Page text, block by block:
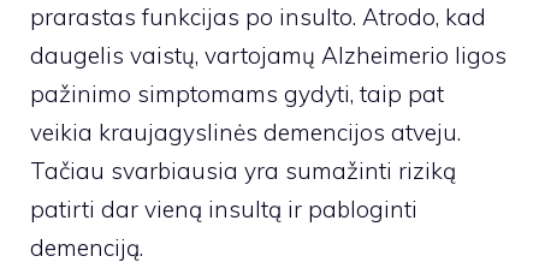
prarastas funkcijas po insulto. Atrodo, kad
daugelis vaistų, vartojamų Alzheimerio ligos
pažinimo simptomams gydyti, taip pat
veikia kraujagyslinės demencijos atveju.
Tačiau svarbiausia yra sumažinti riziką
patirti dar vieną insultą ir pabloginti
demenciją.